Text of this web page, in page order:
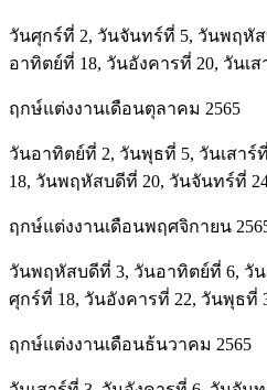
วันศุกร์ที่ 2, วันจันทร์ที่ 5, วันพฤหั
อาทิตย์ที่ 18, วันอังคารที่ 20, วันเส
ฤกษ์แต่งงานเดือนตุลาคม 2565
วันอาทิตย์ที่ 2, วันพุธที่ 5, วันเสาร์
18, วันพฤหัสบดีที่ 20, วันจันทร์ที่
ฤกษ์แต่งงานเดือนพฤศจิกายน
วันพฤหัสบดีที่ 3, วันอาทิตย์ที่ 6, วัน
ศุกร์ที่ 18, วันอังคารที่ 22, วันพุธที่
ฤกษ์แต่งงานเดือนธ้นวาคม 2565